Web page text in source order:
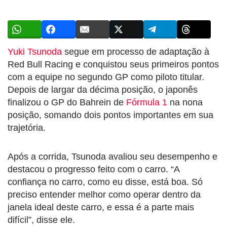
Yuki Tsunoda segue em processo de adaptação à
Red Bull Racing e conquistou seus primeiros pontos
com a equipe no segundo GP como piloto titular.
Depois de largar da décima posição, o japonês
finalizou o GP do Bahrein de Fórmula 1 na nona
posição, somando dois pontos importantes em sua
trajetória.
Após a corrida, Tsunoda avaliou seu desempenho e
destacou o progresso feito com o carro. “A
confiança no carro, como eu disse, está boa. Só
preciso entender melhor como operar dentro da
janela ideal deste carro, e essa é a parte mais
difícil”, disse ele.